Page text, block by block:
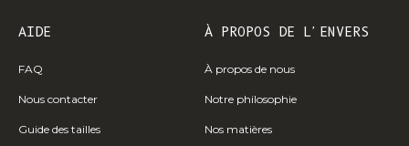
AIDE
FAQ
Nous contacter
Guide des tailles
À PROPOS DE L'ENVERS
À propos de nous
Notre philosophie
Nos matières